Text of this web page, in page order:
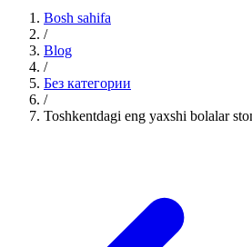
Bosh sahifa
/
Blog
/
Без категории
/
Toshkentdagi eng yaxshi bolalar